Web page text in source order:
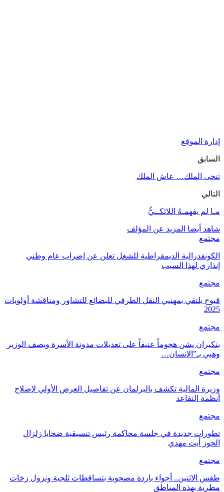
إدارة الموقع
السابق
تنحى الملك… عاش الملك
التالي
مـا لم يفهمـهُ اللائكــيُّ
شاهد أيضا المزيد عن المؤلف
مجتمع
الكونفدرالية الديمقراطية للشغل تعلن عن إضراب عام وطني
إنذاري لهذا السبب
مجتمع
قيوح يلتقي بمهنيي النقل الطرقي للبضائع للتشاور ومناقشة أولويات
2025
مجتمع
بنكيران يشن هجوماً عنيفاً على تعديلات مدونة الأسرة ويصف الوزير
وهبي بـ”الإنسان…
مجتمع
وزيرة المالية تكشف بالبرلمان عن تفاصيل العرض الأولي لإصلاح
أنظمة التقاعد
مجتمع
تطورات جديدة في جلسة محاكمة رئيس تنسيقية ضحايا زلزال
الحوز أيت مهدي
مجتمع
طقس الاثنين.. أجواء باردة مصحوبة بتساقطات ثلجية ونزول زخات
مطرية بهذه المناطق